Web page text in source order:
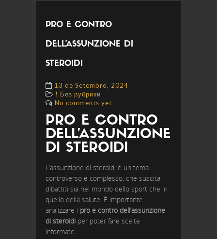
PRO E CONTRO
DELL’ASSUNZIONE DI
STEROIDI
13 de Setembro, 2024
! Без рубрики
No comments yet
PRO E CONTRO
DELL’ASSUNZIONE
DI STEROIDI
L’assunzione di steroidi è un tema
controverso e complesso, che suscita
dibattiti sia nel mondo dello sport che in
quello della salute. È importante
analizzare i pro e contro dell’assunzione
di steroidi per poter fare scelte
informate.